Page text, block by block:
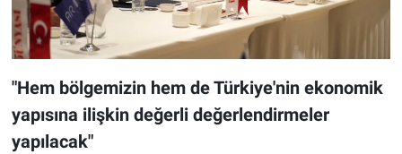
"Hem bölgemizin hem de Türkiye'nin ekonomik
yapısına ilişkin değerli değerlendirmeler
yapılacak"